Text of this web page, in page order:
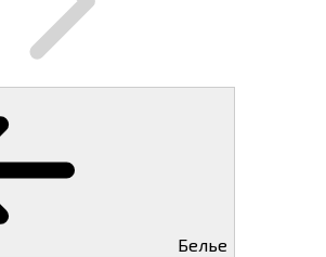
Белье